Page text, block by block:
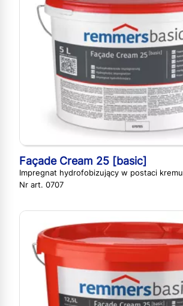
Façade Cream 25 [basic]
Impregnat hydrofobizujący w postaci kremu
Nr art. 0707